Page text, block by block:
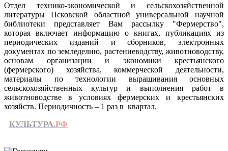
Отдел технико-экономической и сельскохозяйственной
литературы Псковской областной универсальной научной
библиотеки представляет Вам рассылку "Фермерство",
которая включает информацию о книгах, публикациях из
периодических изданий и сборников, электронных
документах по земледелию, растениеводству, животноводству,
основам организации и экономики крестьянского
(фермерского) хозяйства, коммерческой деятельности,
материалы по технологии выращивания основных
сельскохозяйственных культур и выполнения работ в
животноводстве в условиях фермерских и крестьянских
хозяйств. Периодичность – 1 раз в квартал.
КУЛЬТУРА.РФ